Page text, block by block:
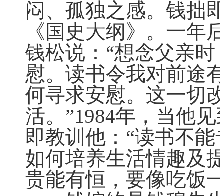
闷、孤独之感。钱拙
《国史大纲》。一
钱松说：“想念父亲
慰。读书令我对前途
何寻求安慰。这一切
活。”1984年，当他
即教训他：“读书不
如何培养生活情趣及
贵能有恒，要像吃饭